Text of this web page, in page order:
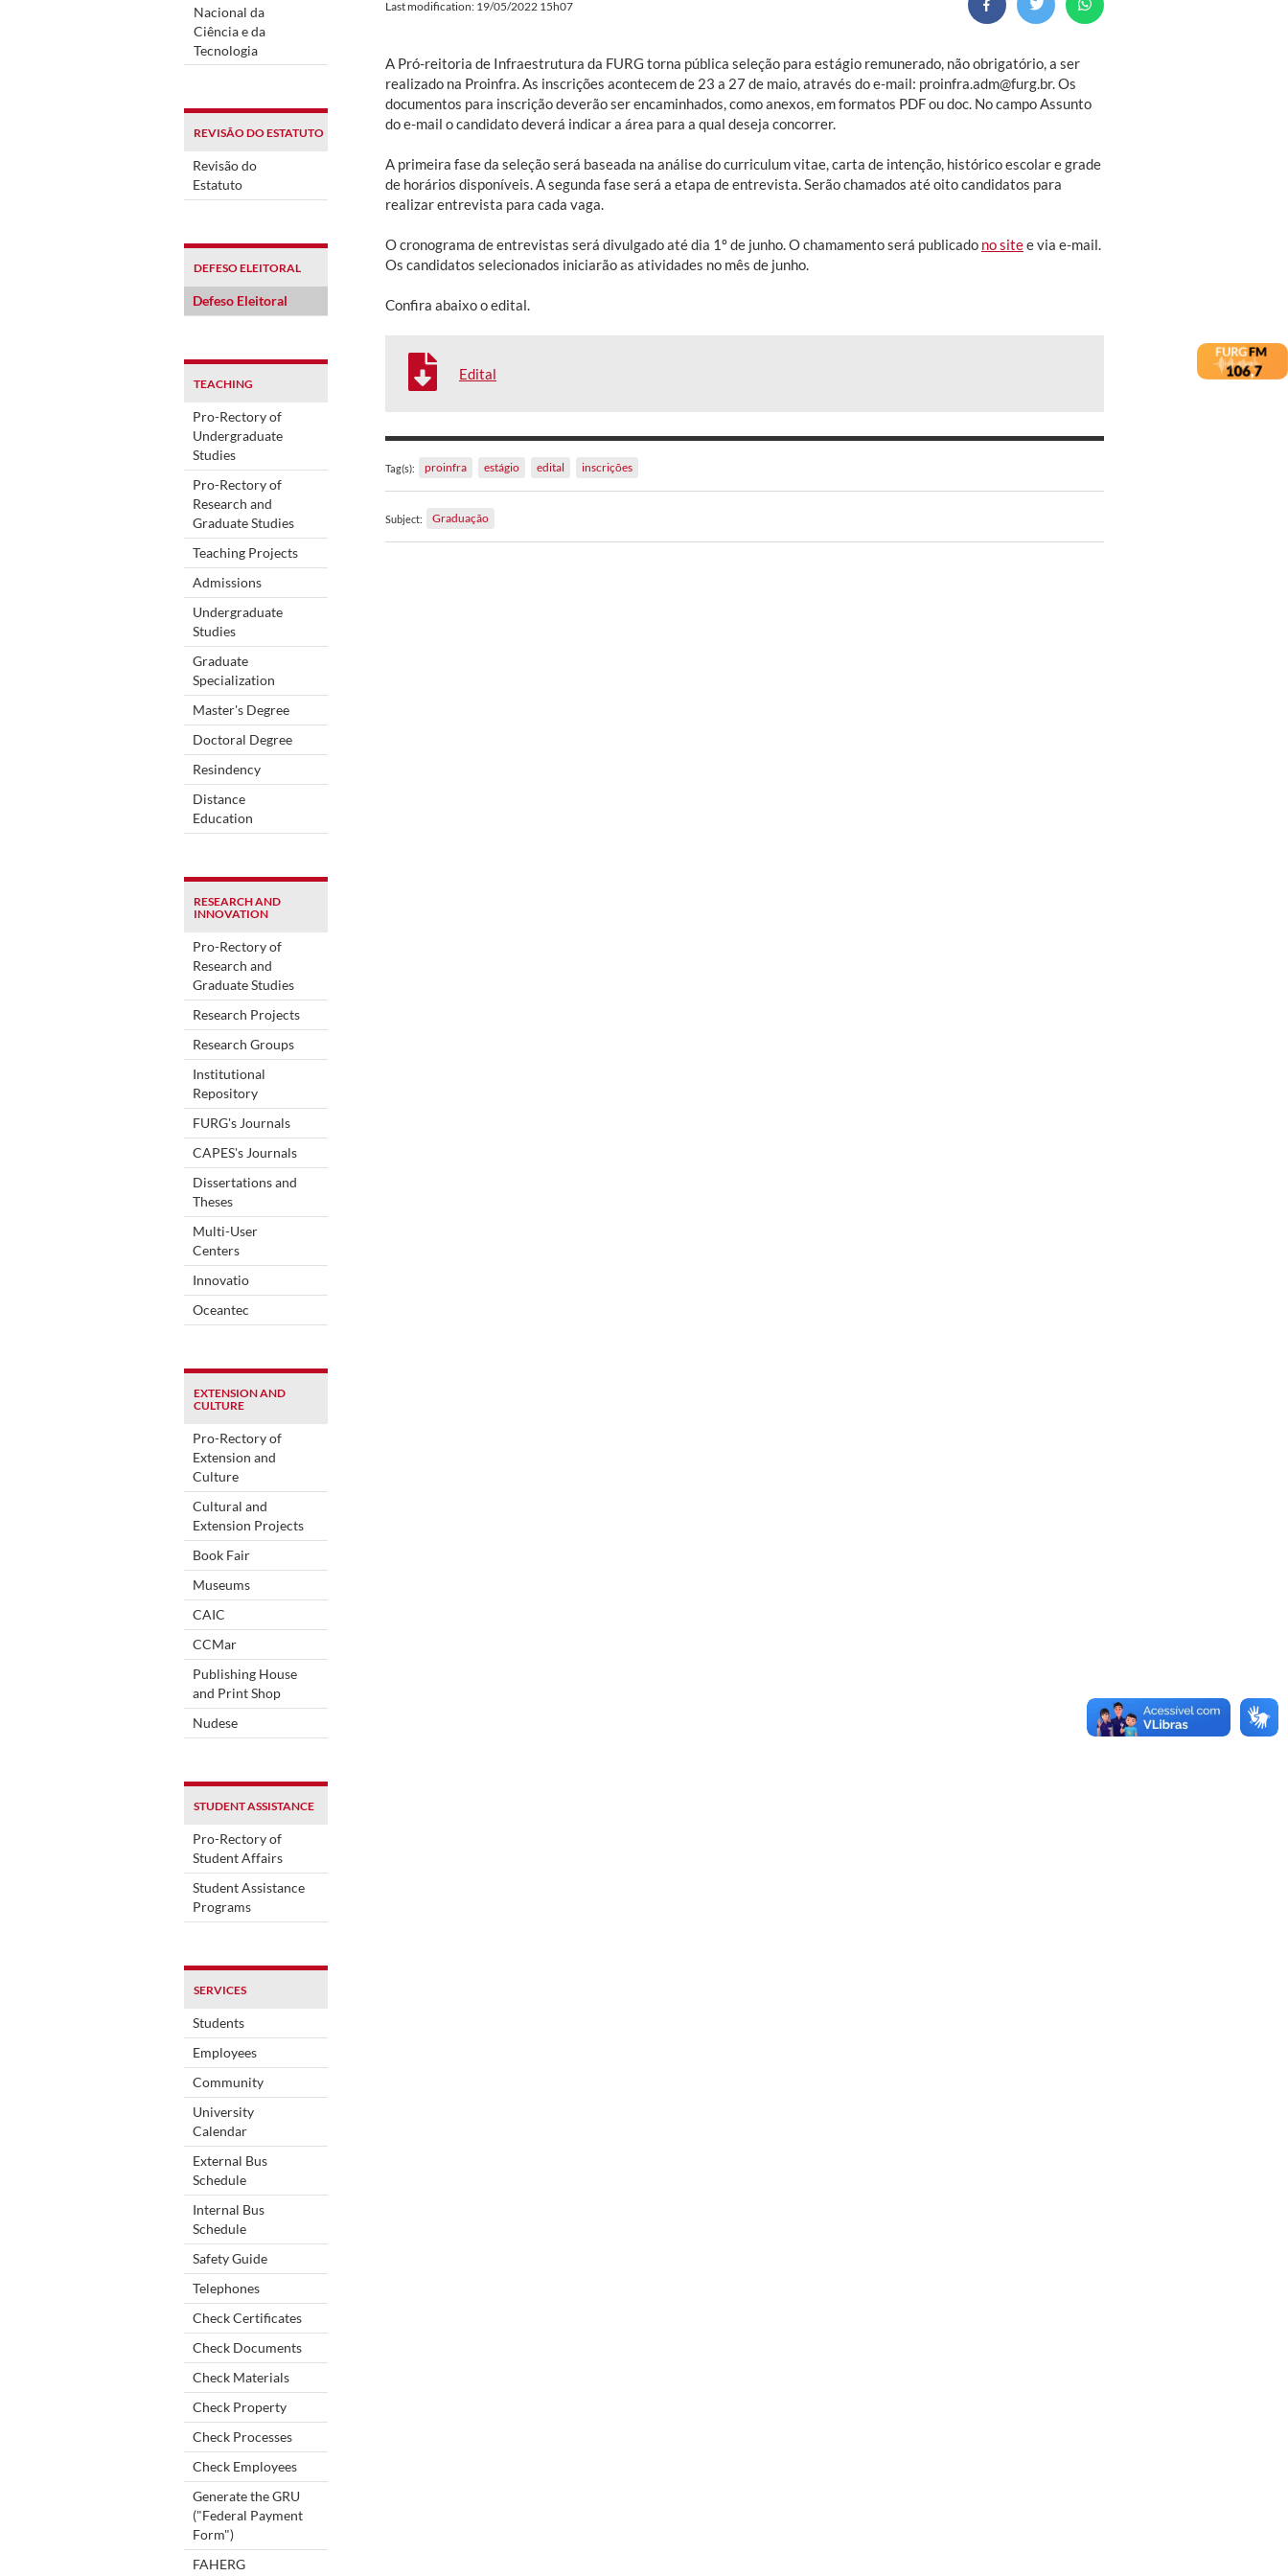
Nacional da
Ciência e da
Tecnologia
REVISÃO DO ESTATUTO
Revisão do
Estatuto
DEFESO ELEITORAL
Defeso Eleitoral
TEACHING
Pro-Rectory of
Undergraduate
Studies
Pro-Rectory of
Research and
Graduate Studies
Teaching Projects
Admissions
Undergraduate
Studies
Graduate
Specialization
Master's Degree
Doctoral Degree
Resindency
Distance
Education
RESEARCH AND
INNOVATION
Pro-Rectory of
Research and
Graduate Studies
Research Projects
Research Groups
Institutional
Repository
FURG's Journals
CAPES's Journals
Dissertations and
Theses
Multi-User
Centers
Innovatio
Oceantec
EXTENSION AND
CULTURE
Pro-Rectory of
Extension and
Culture
Cultural and
Extension Projects
Book Fair
Museums
CAIC
CCMar
Publishing House
and Print Shop
Nudese
STUDENT ASSISTANCE
Pro-Rectory of
Student Affairs
Student Assistance
Programs
SERVICES
Students
Employees
Community
University
Calendar
External Bus
Schedule
Internal Bus
Schedule
Safety Guide
Telephones
Check Certificates
Check Documents
Check Materials
Check Property
Check Processes
Check Employees
Generate the GRU
("Federal Payment
Form")
FAHERG
Last modification: 19/05/2022 15h07
A Pró-reitoria de Infraestrutura da FURG torna pública seleção para estágio remunerado, não obrigatório, a ser
realizado na Proinfra. As inscrições acontecem de 23 a 27 de maio, através do e-mail: proinfra.adm@furg.br. Os
documentos para inscrição deverão ser encaminhados, como anexos, em formatos PDF ou doc. No campo Assunto
do e-mail o candidato deverá indicar a área para a qual deseja concorrer.
A primeira fase da seleção será baseada na análise do curriculum vitae, carta de intenção, histórico escolar e grade
de horários disponíveis. A segunda fase será a etapa de entrevista. Serão chamados até oito candidatos para
realizar entrevista para cada vaga.
O cronograma de entrevistas será divulgado até dia 1º de junho. O chamamento será publicado no sitee via e-mail.
Os candidatos selecionados iniciarão as atividades no mês de junho.
Confira abaixo o edital.
Edital
Tag(s): proinfra estágio edital inscrições
Subject: Graduação